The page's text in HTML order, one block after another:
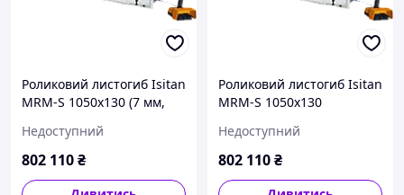
Роликовий листогиб Isitan
MRM-S 1050x130 (7 мм,
Недоступний
802 110₴
Роликовий листогиб Isitan
MRM-S 1050x130
Недоступний
802 110₴